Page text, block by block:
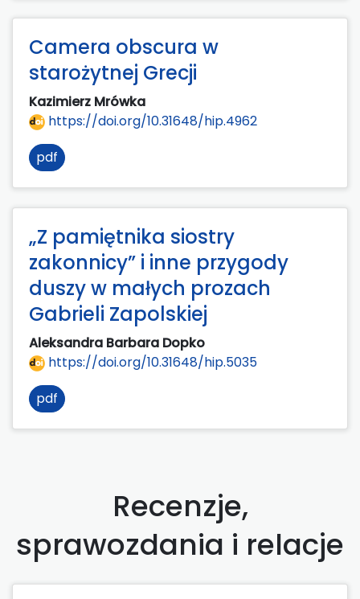
Camera obscura w
starożytnej Grecji
Kazimierz Mrówka
https://doi.org/10.31648/hip.4962
pdf
„Z pamiętnika siostry
zakonnicy” i inne przygody
duszy w małych prozach
Gabrieli Zapolskiej
Aleksandra Barbara Dopko
https://doi.org/10.31648/hip.5035
pdf
Recenzje,
sprawozdania i relacje